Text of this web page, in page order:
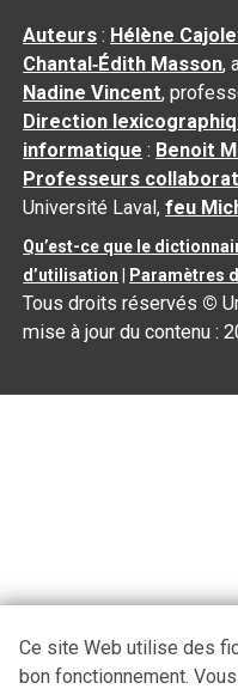
Auteurs : Hélène
Chantal‑Édith Masson,
Nadine Vincent,
Direction
informatique : Benoit
Professeurs
Université Laval,feu
Qu’est-ce que le
d’utilisation
Paramètres
Tous droits réservés ©
mise à jour du contenu :
Ce site Web utilise des
bon fonctionnement.